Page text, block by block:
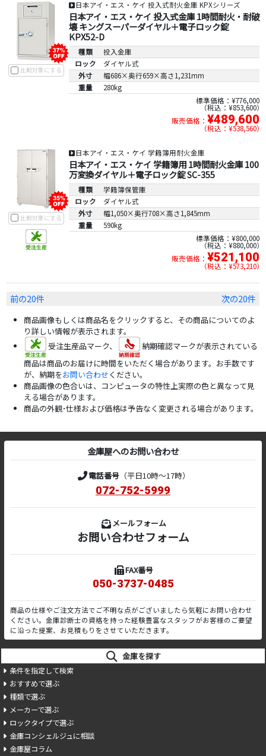
比較対象にする
日本アイ・エス・ケイ 投入式耐火金庫 KPXシリーズ
日本アイ・エス・ケイ 投入式金庫 1時間耐火・耐破
壊 キングスーパーダイヤル＋電子ロック錠
KPX52-D
種類
投入金庫
ロック
ダイヤル式
外寸
幅686×奥行659×高さ1,231mm
重量
280kg
標準価格：¥776,000
税込：¥853,600
販売価格： ¥489,600
税込：¥538,560
比較対象にする
日本アイ・エス・ケイ 学籍簿用耐火金庫
日本アイ・エス・ケイ 学籍簿用 1時間耐火金庫 100
万変換ダイヤル＋電子ロック錠 SC-355
種類
学籍簿保管庫
ロック
ダイヤル式
外寸
幅1,050×奥行708×高さ1,845mm
重量
590kg
標準価格：¥800,000
税込：¥880,000
販売価格： ¥521,100
税込：¥573,210
前の20件 次の20件
商品画像もしくは商品名をクリックすると、その商品についてのよ
り詳しい情報が表示されます。
受注生産品マーク、
納期確認マークが表示されている
商品は商品のお届けに時間をいただく場合があります。お手数です
が、納期をお問い合わせください。
商品画像の色合いは、コンピュータの特性上実際の色と異なって見
える場合があります。
商品の外観･仕様および価格は予告なく変更される場合があります。
金庫屋へのお問い合わせ
電話番号（平日10時～17時）
072-752-5999
メールフォーム
お問い合わせフォーム
FAX番号
050-3737-0485
商品の仕様やご注文方法でご不明な点がございましたら気軽にお問い合わせ
ください。金庫診断士の資格を持った経験豊富なスタッフがお客様のご要望
に沿った提案、お見積もりをさせていただきます。
金庫を探す
条件を指定して検索
おすすめで選ぶ
種類で選ぶ
メーカーで選ぶ
ロックタイプで選ぶ
金庫コンシェルジュに相談
金庫屋コラム